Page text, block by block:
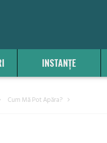
INSTANȚE
Cum Mă Pot Apăra?